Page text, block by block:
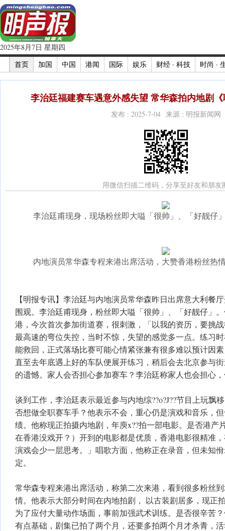
2025年8月7日 星期四
首页
加国 中国 港闻 国际 娱乐 财经 · 科技 时尚 ·
李治廷福建赛车遇意外感失望 常华森拍内地剧
发布 : 2025-7-04 来源 : 明报新闻网
用微信扫描二维码，分享至好友和朋友
李治廷甫现身，现场粉丝即大嗌「很帅」、「好靓仔
内地演员常华森专程来港出席活动，大赞香港粉丝热
【明报专讯】李治廷与内地演员常华森昨日出席意大利餐
围观。李治廷甫现身，粉丝即大嗌「很帅」、「好靓仔」
港，今次首次参加街道赛，很刺激，「以我的资历，要挑
最高速的弯位失控，当时不惊，失望的感觉多一点。练习
能救回，正式落场比赛可能心情紧张兼有很多难以预计因
直至去年底遇上好的车队便展开练习，稍后会去北京参与
的遗憾。家人会否担心参加赛车？李治廷称家人也会担心
谈到工作，李治廷表示最近参与内地综??o?J??节目上玩飘
否想做全职赛车手？他表示不会，重心仍是演戏和音乐，
绩。他称现正拍摄内地剧，年庾x??拍一部电影。是否港产
在香港没戏开？）开到的电影都是优质，香港电影很精准
演戏会少一层思考。」唱歌方面，他称正在录音，但未知佾
定。
常华森专程来港出席活动，称第二次来港，看到很多粉丝
情。他表示大部分时间在内地拍剧， 以古装剧居多，现正
为了应付大量动作场面，事前加强武术训练。是否很辛苦
有点基础，剧集已拍了两个月，还要多拍两个月才杀青，